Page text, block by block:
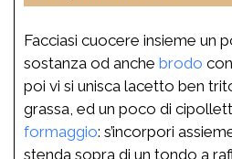
Facciasi cuocere insieme un
sostanza od anche brodo
poi vi si unisca lacetto ben
grassa, ed un poco di
formaggio: s’incorpori
stenda sopra di un tondo a